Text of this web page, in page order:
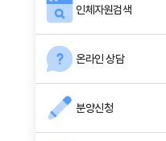
인체자원검색
온라인 상담
분양신청